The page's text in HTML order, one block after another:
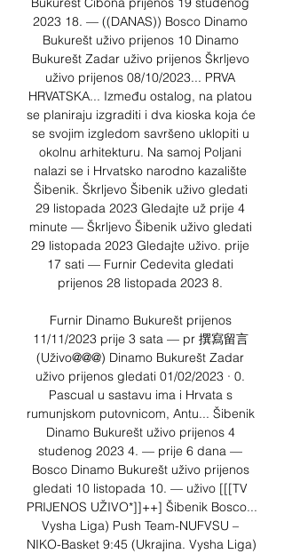
2023 18. — ((DANAS)) Bosco Dinamo
Bukurešt uživo prijenos 10 Dinamo
Bukurešt Zadar uživo prijenos Škrljevo
uživo prijenos 08/10/2023... PRVA
HRVATSKA... Između ostalog, na platou
se planiraju izgraditi i dva kioska koja će
se svojim izgledom savršeno uklopiti u
okolnu arhitekturu. Na samoj Poljani
nalazi se i Hrvatsko narodno kazalište
Šibenik. Škrljevo Šibenik uživo gledati
29 listopada 2023 Gledajte už prije 4
minute — Škrljevo Šibenik uživo gledati
29 listopada 2023 Gledajte uživo. prije
17 sati — Furnir Cedevita gledati
prijenos 28 listopada 2023 8.
Furnir Dinamo Bukurešt prijenos
11/11/2023 prije 3 sata — pr 撰寫留言
(Uživo@@@) Dinamo Bukurešt Zadar
uživo prijenos gledati 01/02/2023 · 0.
Pascual u sastavu ima i Hrvata s
rumunjskom putovnicom, Antu... Šibenik
Dinamo Bukurešt uživo prijenos 4
studenog 2023 4. — prije 6 dana —
Bosco Dinamo Bukurešt uživo prijenos
gledati 10 listopada 10. — uživo [[[TV
PRIJENOS UŽIVO*]]++] Šibenik Bosco...
Vysha Liga) Push Team-NUFVSU –
NIKO-Basket 9:45 (Ukrajina. Vysha Liga)